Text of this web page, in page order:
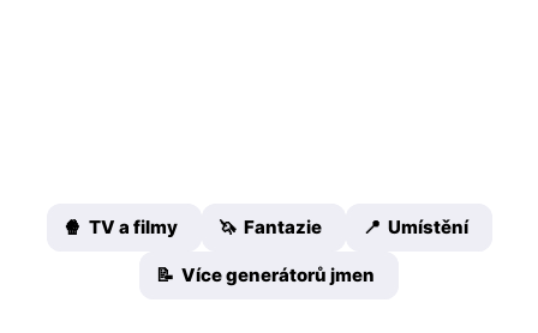
🍿 TV a filmy 🦄 Fantazie 📍 Umístění
📝 Více generátorů jmen